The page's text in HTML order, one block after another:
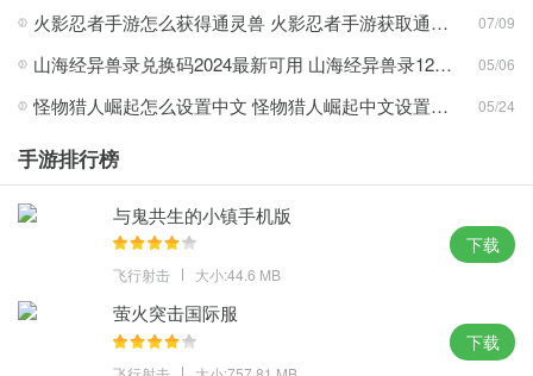
各种全新的冒险系统，各种丰富的素材收集和游戏方式，打造属于
你的末日
多样的场景设计，让玩家可以在游戏中体验更多的季节和地形。
自由探索地图，会有各种奇怪的建筑，一定要小心。
各种小蓝人会悄悄出现在玩家身后，你需要使用武器来击败小蓝
人。
中，你除了要防范动物、僵尸、玩家的攻击之外，还必须依靠各种
物品才能生存。
火影忍者手游怎么获得通灵兽 火影忍者手游获取通灵兽教程 07/09
山海经异兽录兑换码2024最新可用 山海经异兽录12个兑换码真实有效 05/06
怪物猎人崛起怎么设置中文 怪物猎人崛起中文设置方法 05/24
手游排行榜
与鬼共生的小镇手机版
飞行射击 大小:44.6 MB
下载
萤火突击国际服
下载